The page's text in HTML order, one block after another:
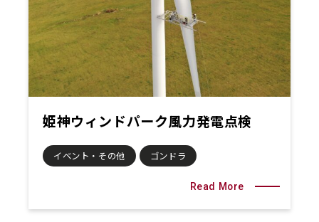
姫神ウィンドパーク風力発電点検
イベント・その他 ゴンドラ
Read More